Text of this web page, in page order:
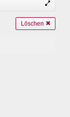
Löschen